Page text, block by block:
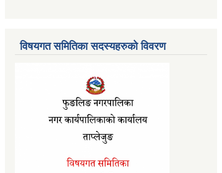
विषयगत समितिका सदस्यहरुको विवरण